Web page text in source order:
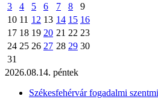
3
4 5 6 7 8
9
10 11 12 13 14 15 16
17 18 19 20 21 22 23
24 25 26 27 28 29 30
31
2026.08.14. péntek
Székesfehérvár fogadalmi